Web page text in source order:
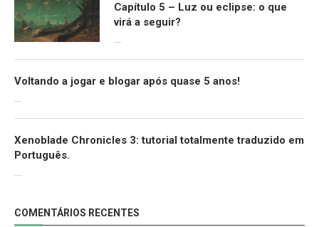
Capítulo 5 – Luz ou eclipse: o que
virá a seguir?
Voltando a jogar e blogar após quase 5 anos!
Xenoblade Chronicles 3: tutorial totalmente traduzido em
Português.
COMENTÁRIOS RECENTES